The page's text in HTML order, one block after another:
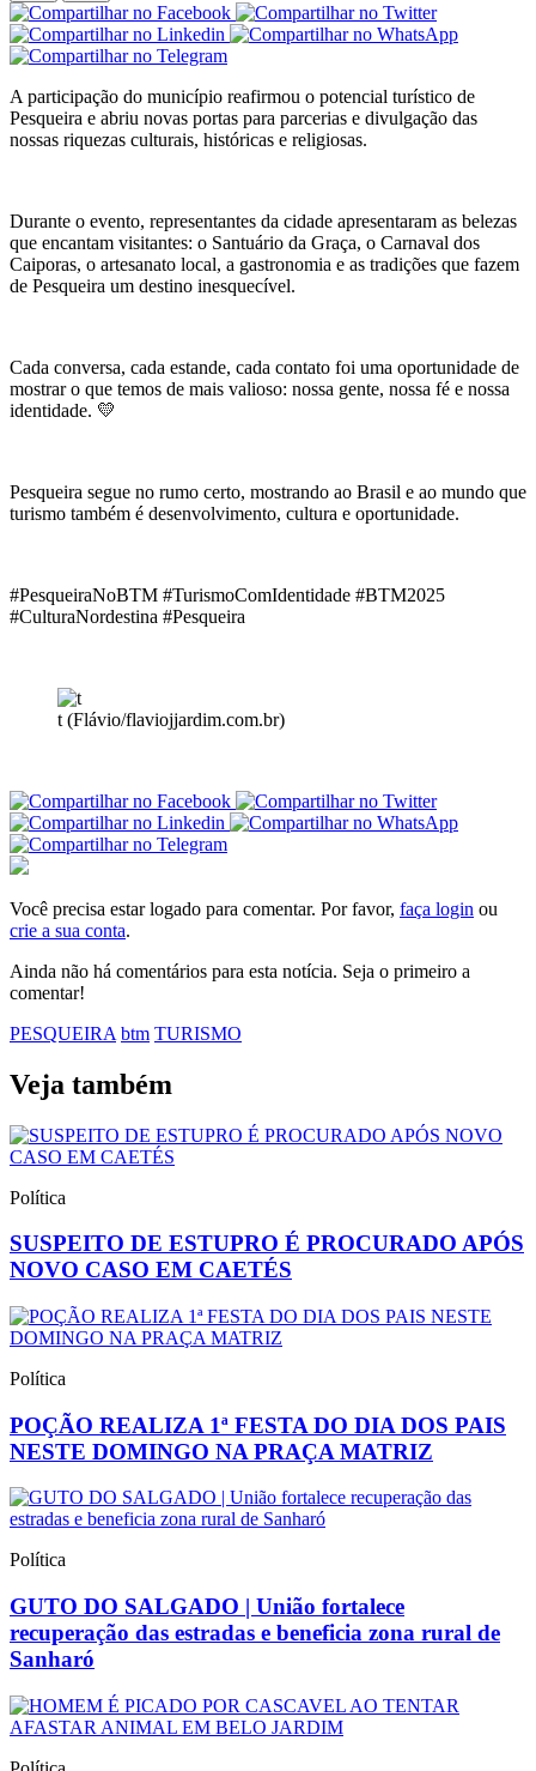
A participação do município reafirmou o potencial turístico de
Pesqueira e abriu novas portas para parcerias e divulgação das
nossas riquezas culturais, históricas e religiosas.
Durante o evento, representantes da cidade apresentaram as belezas
que encantam visitantes: o Santuário da Graça, o Carnaval dos
Caiporas, o artesanato local, a gastronomia e as tradições que fazem
de Pesqueira um destino inesquecível.
Cada conversa, cada estande, cada contato foi uma oportunidade de
mostrar o que temos de mais valioso: nossa gente, nossa fé e nossa
identidade. 💛
Pesqueira segue no rumo certo, mostrando ao Brasil e ao mundo que
turismo também é desenvolvimento, cultura e oportunidade.
#PesqueiraNoBTM #TurismoComIdentidade #BTM2025
#CulturaNordestina #Pesqueira
t (Flávio/flaviojjardim.com.br)
Você precisa estar logado para comentar. Por favor, faça login ou
crie a sua conta.
Ainda não há comentários para esta notícia. Seja o primeiro a
comentar!
PESQUEIRA btm TURISMO
Veja também
Política
SUSPEITO DE ESTUPRO É PROCURADO APÓS
NOVO CASO EM CAETÉS
Política
POÇÃO REALIZA 1ª FESTA DO DIA DOS PAIS
NESTE DOMINGO NA PRAÇA MATRIZ
Política
GUTO DO SALGADO | União fortalece
recuperação das estradas e beneficia zona rural de
Sanharó